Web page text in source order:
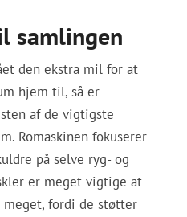
samlingen
den ekstra mil for at
hjem til, så er
af de vigtigste
Romaskinen fokuserer
på selve ryg- og
er meget vigtige at
fordi de støtter